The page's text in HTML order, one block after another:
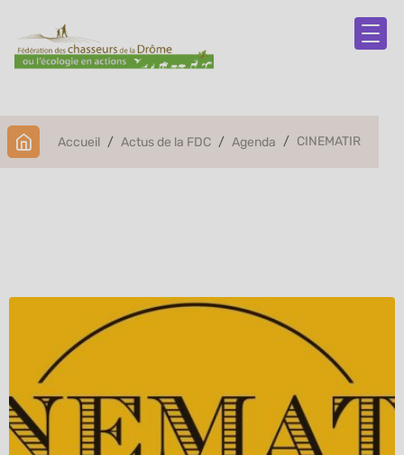
Accueil Actus de la FDC Agenda CINEMATIR